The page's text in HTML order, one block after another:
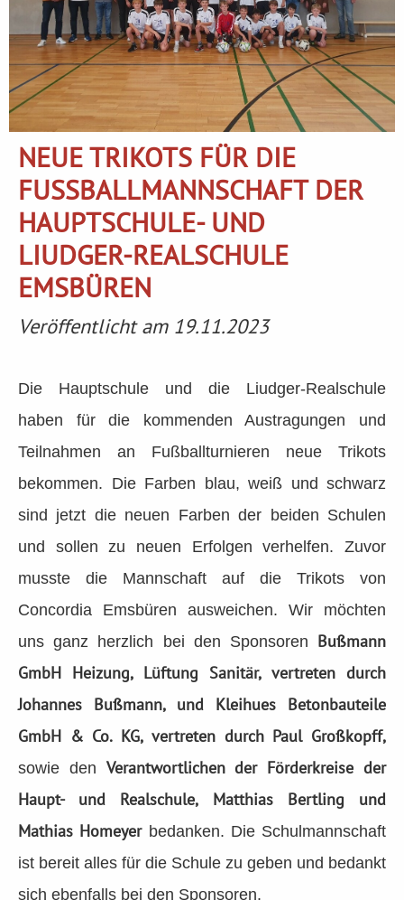
NEUE TRIKOTS FÜR DIE
FUSSBALLMANNSCHAFT DER H
AUPTSCHULE- UND L
IUDGER-REALSCHULE E
MSBÜREN
Veröffentlicht am 19.11.2023
Die Hauptschule und die Liudger-Realschule
haben für die kommenden Austragungen und
Teilnahmen an Fußballturnieren neue Trikots
bekommen. Die Farben blau, weiß und schwarz
sind jetzt die neuen Farben der beiden Schulen
und sollen zu neuen Erfolgen verhelfen. Zuvor
musste die Mannschaft auf die Trikots von
Concordia Emsbüren ausweichen. Wir möchten
uns ganz herzlich bei den Sponsoren Bußmann
GmbH Heizung, Lüftung Sanitär, vertreten durch
Johannes Bußmann, und Kleihues Betonbauteile
GmbH & Co. KG, vertreten durch Paul Großkopff,
sowie den Verantwortlichen der Förderkreise der
Haupt- und Realschule, Matthias Bertling und
Mathias Homeyerbedanken. Die Schulmannschaft
ist bereit alles für die Schule zu geben und bedankt
sich ebenfalls bei den Sponsoren.